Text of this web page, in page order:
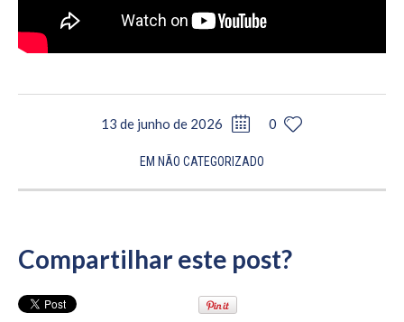
13 de junho de 2026 0
EM NÃO CATEGORIZADO
Compartilhar este post?